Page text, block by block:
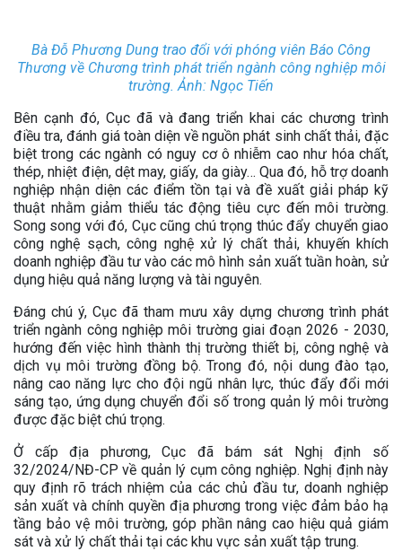
Bà Đỗ Phương Dung trao đổi với phóng viên Báo Công
Thương về Chương trình phát triển ngành công nghiệp môi
trường. Ảnh: Ngọc Tiến
Bên cạnh đó, Cục đã và đang triển khai các chương trình
điều tra, đánh giá toàn diện về nguồn phát sinh chất thải, đặc
biệt trong các ngành có nguy cơ ô nhiễm cao như hóa chất,
thép, nhiệt điện, dệt may, giấy, da giày… Qua đó, hỗ trợ doanh
nghiệp nhận diện các điểm tồn tại và đề xuất giải pháp kỹ
thuật nhằm giảm thiểu tác động tiêu cực đến môi trường.
Song song với đó, Cục cũng chú trọng thúc đẩy chuyển giao
công nghệ sạch, công nghệ xử lý chất thải, khuyến khích
doanh nghiệp đầu tư vào các mô hình sản xuất tuần hoàn, sử
dụng hiệu quả năng lượng và tài nguyên.
Đáng chú ý, Cục đã tham mưu xây dựng chương trình phát
triển ngành công nghiệp môi trường giai đoạn 2026 - 2030,
hướng đến việc hình thành thị trường thiết bị, công nghệ và
dịch vụ môi trường đồng bộ. Trong đó, nội dung đào tạo,
nâng cao năng lực cho đội ngũ nhân lực, thúc đẩy đổi mới
sáng tạo, ứng dụng chuyển đổi số trong quản lý môi trường
được đặc biệt chú trọng.
Ở cấp địa phương, Cục đã bám sát Nghị định số
32/2024/NĐ-CP về quản lý cụm công nghiệp. Nghị định này
quy định rõ trách nhiệm của các chủ đầu tư, doanh nghiệp
sản xuất và chính quyền địa phương trong việc đảm bảo hạ
tầng bảo vệ môi trường, góp phần nâng cao hiệu quả giám
sát và xử lý chất thải tại các khu vực sản xuất tập trung.